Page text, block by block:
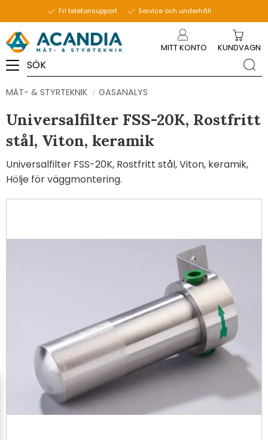
Fri telefonsupport Service och underhåll
MITT KONTO KUNDVAGN
MÄT- & STYRTEKNIK GASANALYS
Universalfilter FSS-20K, Rostfritt
stål, Viton, keramik
Universalfilter FSS-20K, Rostfritt stål, Viton, keramik,
Hölje för väggmontering.